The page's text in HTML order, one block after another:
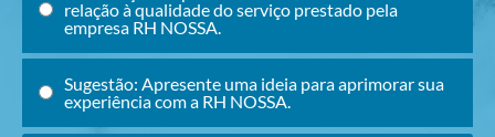
relação à qualidade do serviço prestado pela
empresa RH NOSSA.
Sugestão: Apresente uma ideia para aprimorar sua
experiência com a RH NOSSA.